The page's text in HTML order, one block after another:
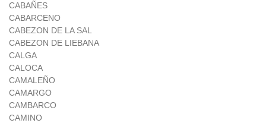
CABAÑES
CABARCENO
CABEZON DE LA SAL
CABEZON DE LIEBANA
CALGA
CALOCA
CAMALEÑO
CAMARGO
CAMBARCO
CAMINO